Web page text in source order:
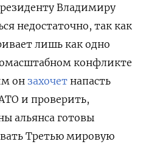
Владимиру
недостаточно, так как
лишь как одно
конфликте
он захочет напасть
и проверить,
альянса готовы
Третью мировую